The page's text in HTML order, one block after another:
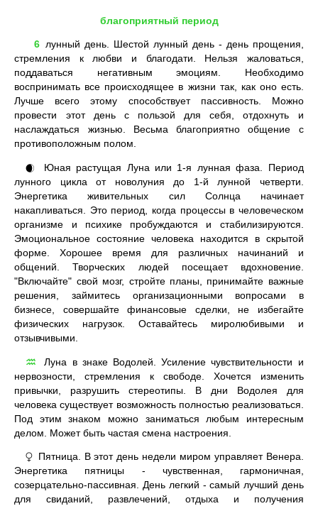
благоприятный период
6 лунный день. Шестой лунный день - день прощения,
стремления к любви и благодати. Нельзя жаловаться,
поддаваться негативным эмоциям. Необходимо
воспринимать все происходящее в жизни так, как оно есть.
Лучше всего этому способствует пассивность. Можно
провести этот день с пользой для себя, отдохнуть и
наслаждаться жизнью. Весьма благоприятно общение с
противоположным полом.
🌒
Юная растущая Луна или 1-я лунная фаза. Период
лунного цикла от новолуния до 1-й лунной четверти.
Энергетика живительных сил Солнца начинает
накапливаться. Это период, когда процессы в человеческом
организме и психике пробуждаются и стабилизируются.
Эмоциональное состояние человека находится в скрытой
форме. Хорошее время для различных начинаний и
общений. Творческих людей посещает вдохновение.
"Включайте" свой мозг, стройте планы, принимайте важные
решения, займитесь организационными вопросами в
бизнесе, совершайте финансовые сделки, не избегайте
физических нагрузок. Оставайтесь миролюбивыми и
отзывчивыми.
♒
Луна в знаке Водолей. Усиление чувствительности и
нервозности, стремления к свободе. Хочется изменить
привычки, разрушить стереотипы. В дни Водолея для
человека существует возможность полностью реализоваться.
Под этим знаком можно заниматься любым интересным
делом. Может быть частая смена настроения.
♀
Пятница. В этот день недели миром управляет Венера.
Энергетика пятницы - чувственная, гармоничная,
созерцательно-пассивная. День легкий - самый лучший день
для свиданий, развлечений, отдыха и получения